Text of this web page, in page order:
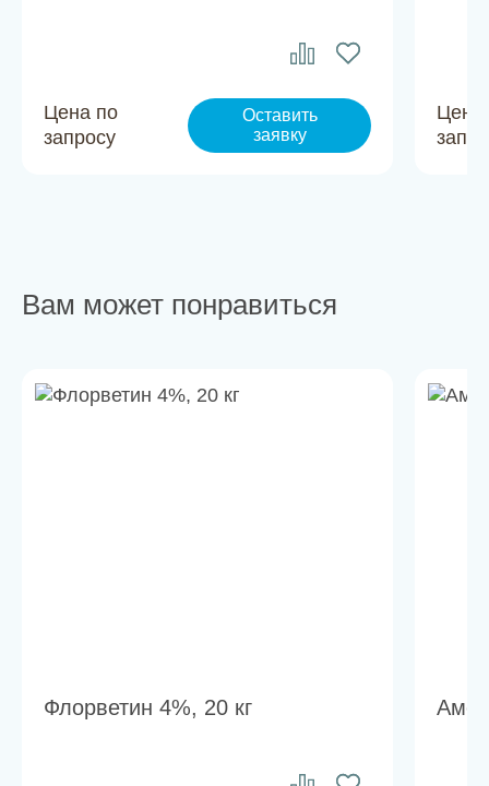
Цена по
запросу
Оставить
заявку
Цена
Вам может понравиться
Флорветин 4%, 20 кг